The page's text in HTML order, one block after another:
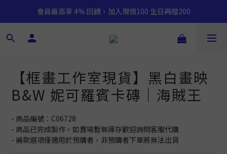
會員最高享 4% 回饋，加入現領100 生日再贈200
【框畫工作室現貨】黑白畫映
B&W 妮可羅賓卡磚｜海賊王
- 商品編號：C06728
- 商品已完成製作，如賣場暫無庫存歡迎詢問客服代購
- 補款選項僅適用於預購者，非預購者下單將無法出貨